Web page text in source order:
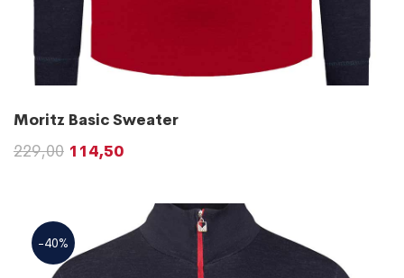
Moritz Basic Sweater
229,00 114,50
-40%